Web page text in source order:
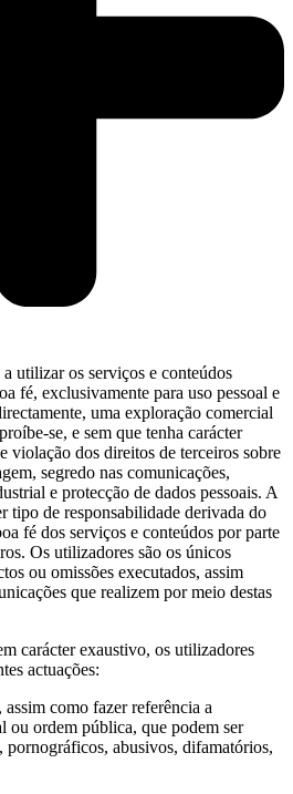
utilizar os serviços e conteúdos
fé, exclusivamente para uso pessoal e
uma exploração comercial
se, e sem que tenha carácter
violação dos direitos de terceiros sobre
segredo nas comunicações,
e protecção de dados pessoais. A
tipo de responsabilidade derivada do
fé dos serviços e conteúdos por parte
Os utilizadores são os únicos
ou omissões executados, assim
que realizem por meio destas
carácter exaustivo, os utilizadores
actuações:
como fazer referência a
ou ordem pública, que podem ser
pornográficos, abusivos, difamatórios,